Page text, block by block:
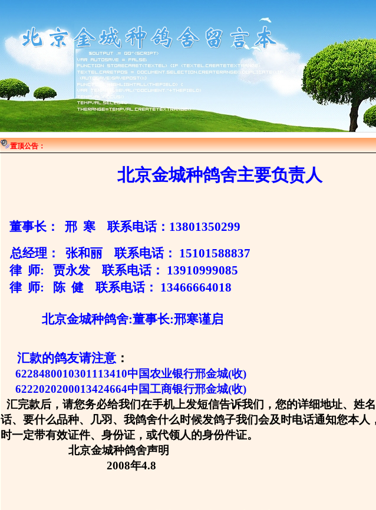
置顶公告：
北京金城种鸽舍主要负责人
董事长： 邢 寒 联系电话：13801350299
总经理： 张和丽 联系电话： 15101588837
律 师: 贾永发 联系电话： 13910999085
律 师: 陈 健 联系电话： 13466664018
北京金城种鸽舍:董事长:邢寒谨启
汇款的鸽友请注意 ：
6228480010301113410中国农业银行邢金城(收)
6222020200013424664中国工商银行邢金城(收)
汇完款后，请您务必给我们在手机上发短信告诉我们，您的详细地址、姓
话、要什么品种、几羽、我鸽舍什么时候发鸽子我们会及时电话通知您本人
时一定带有效证件、身份证，或代领人的身份件证。
北京金城种鸽舍声明
2008年4.8